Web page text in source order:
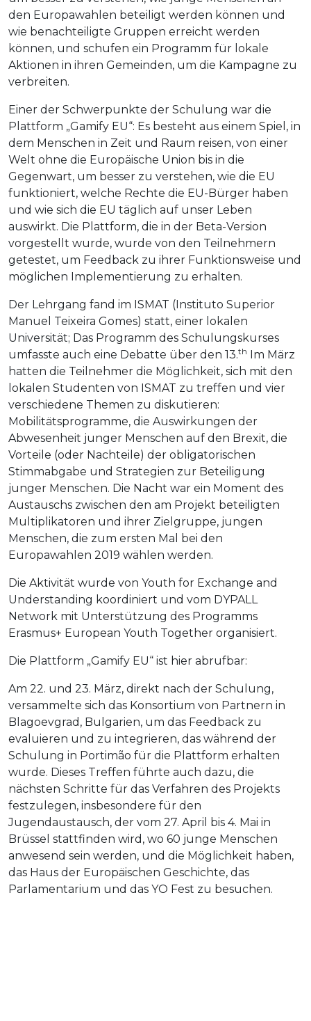
den Europawahlen beteiligt werden können und
wie benachteiligte Gruppen erreicht werden
können, und schufen ein Programm für lokale
Aktionen in ihren Gemeinden, um die Kampagne zu
verbreiten.
Einer der Schwerpunkte der Schulung war die
Plattform „Gamify EU“: Es besteht aus einem Spiel, in
dem Menschen in Zeit und Raum reisen, von einer
Welt ohne die Europäische Union bis in die
Gegenwart, um besser zu verstehen, wie die EU
funktioniert, welche Rechte die EU-Bürger haben
und wie sich die EU täglich auf unser Leben
auswirkt. Die Plattform, die in der Beta-Version
vorgestellt wurde, wurde von den Teilnehmern
getestet, um Feedback zu ihrer Funktionsweise und
möglichen Implementierung zu erhalten.
Der Lehrgang fand im ISMAT (Instituto Superior
Manuel Teixeira Gomes) statt, einer lokalen
Universität; Das Programm des Schulungskurses
umfasste auch eine Debatte über den 13.th Im März
hatten die Teilnehmer die Möglichkeit, sich mit den
lokalen Studenten von ISMAT zu treffen und vier
verschiedene Themen zu diskutieren:
Mobilitätsprogramme, die Auswirkungen der
Abwesenheit junger Menschen auf den Brexit, die
Vorteile (oder Nachteile) der obligatorischen
Stimmabgabe und Strategien zur Beteiligung
junger Menschen. Die Nacht war ein Moment des
Austauschs zwischen den am Projekt beteiligten
Multiplikatoren und ihrer Zielgruppe, jungen
Menschen, die zum ersten Mal bei den
Europawahlen 2019 wählen werden.
Die Aktivität wurde von Youth for Exchange and
Understanding koordiniert und vom DYPALL
Network mit Unterstützung des Programms
Erasmus+ European Youth Together organisiert.
Die Plattform „Gamify EU“ ist hier abrufbar:
Am 22. und 23. März, direkt nach der Schulung,
versammelte sich das Konsortium von Partnern in
Blagoevgrad, Bulgarien, um das Feedback zu
evaluieren und zu integrieren, das während der
Schulung in Portimão für die Plattform erhalten
wurde. Dieses Treffen führte auch dazu, die
nächsten Schritte für das Verfahren des Projekts
festzulegen, insbesondere für den
Jugendaustausch, der vom 27. April bis 4. Mai in
Brüssel stattfinden wird, wo 60 junge Menschen
anwesend sein werden, und die Möglichkeit haben,
das Haus der Europäischen Geschichte, das
Parlamentarium und das YO Fest zu besuchen.